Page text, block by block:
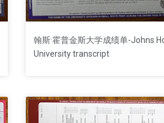
翰斯·霍普金斯大学成绩单-Johns
University transcript